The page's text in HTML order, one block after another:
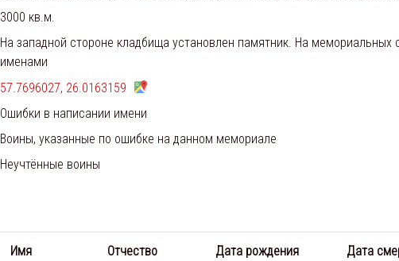
3000 кв.м.
На западной стороне кладбища установлен памятник. На
именами
57.7696027, 26.0163159
Ошибки в написании имени
Воины, указанные по ошибке на данном мемориале
Неучтённые воины
Имя Отчество Дата рождения Дата